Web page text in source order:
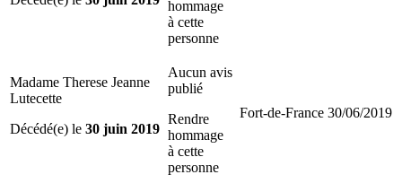
hommage
à cette
personne
Madame Therese Jeanne
Lutecette
Décédé(e) le 30 juin 2019
Aucun avis
publié
Rendre
hommage
à cette
personne
Fort-de-France 30/06/2019